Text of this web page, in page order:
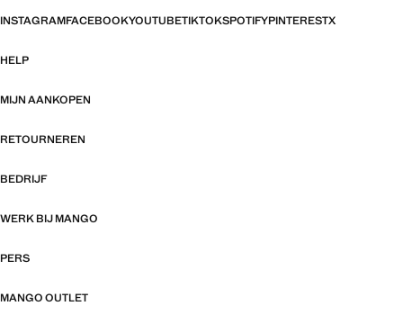
INSTAGRAMFACEBOOKYOUTUBETIKTOKSPOTIFYPINTERESTX
HELP
MIJN AANKOPEN
RETOURNEREN
BEDRIJF
WERK BIJ MANGO
PERS
MANGO OUTLET